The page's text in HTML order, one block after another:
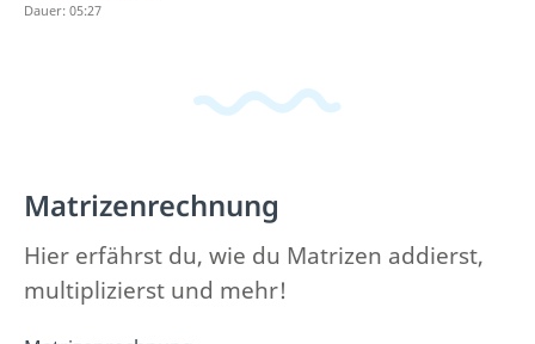
Dauer: 05:27
Matrizenrechnung
Hier erfährst du, wie du Matrizen addierst,
multiplizierst und mehr!